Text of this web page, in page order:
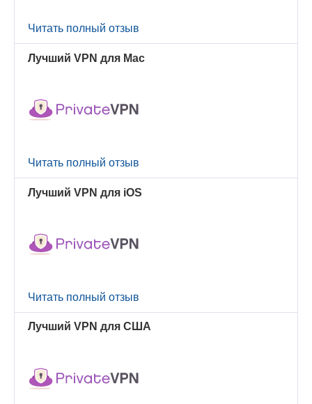
Читать полный отзыв
Лучший VPN для Mac
Читать полный отзыв
Лучший VPN для iOS
Читать полный отзыв
Лучший VPN для США